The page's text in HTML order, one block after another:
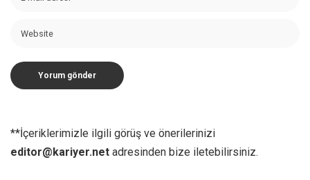
**İçeriklerimizle ilgili görüş ve önerilerinizi
editor@kariyer.net adresinden bize iletebilirsiniz.